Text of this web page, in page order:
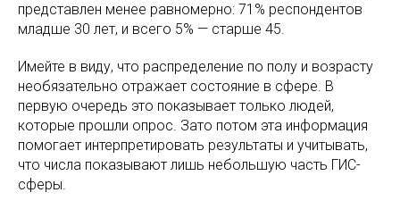
представлен менее равномерно: 71% респондентов
младше 30 лет, и всего 5% — старше 45.
Имейте в виду, что распределение по полу и возрасту
необязательно отражает состояние в сфере. В
первую очередь это показывает только людей,
которые прошли опрос. Зато потом эта информация
помогает интерпретировать результаты и учитывать,
что числа показывают лишь небольшую часть ГИС-
сферы.